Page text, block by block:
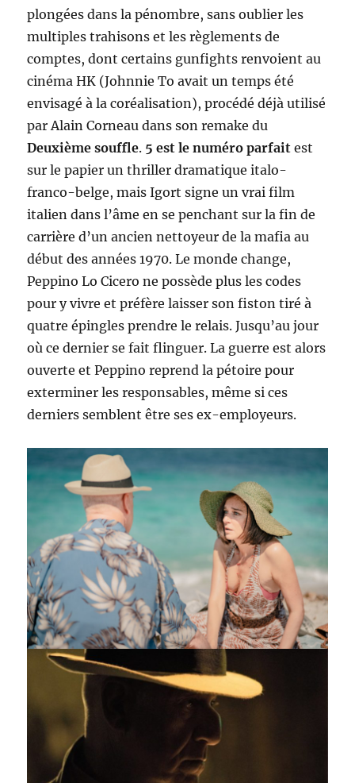
plongées dans la pénombre, sans oublier les
multiples trahisons et les règlements de
comptes, dont certains gunfights renvoient au
cinéma HK (Johnnie To avait un temps été
envisagé à la coréalisation), procédé déjà utilisé
par Alain Corneau dans son remake du
Deuxième souffle. 5 est le numéro parfait est
sur le papier un thriller dramatique italo-
franco-belge, mais Igort signe un vrai film
italien dans l’âme en se penchant sur la fin de
carrière d’un ancien nettoyeur de la mafia au
début des années 1970. Le monde change,
Peppino Lo Cicero ne possède plus les codes
pour y vivre et préfère laisser son fiston tiré à
quatre épingles prendre le relais. Jusqu’au jour
où ce dernier se fait flinguer. La guerre est alors
ouverte et Peppino reprend la pétoire pour
exterminer les responsables, même si ces
derniers semblent être ses ex-employeurs.